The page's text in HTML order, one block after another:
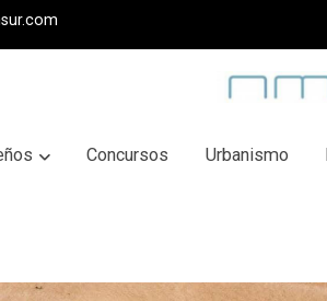
Concursos Urbanismo